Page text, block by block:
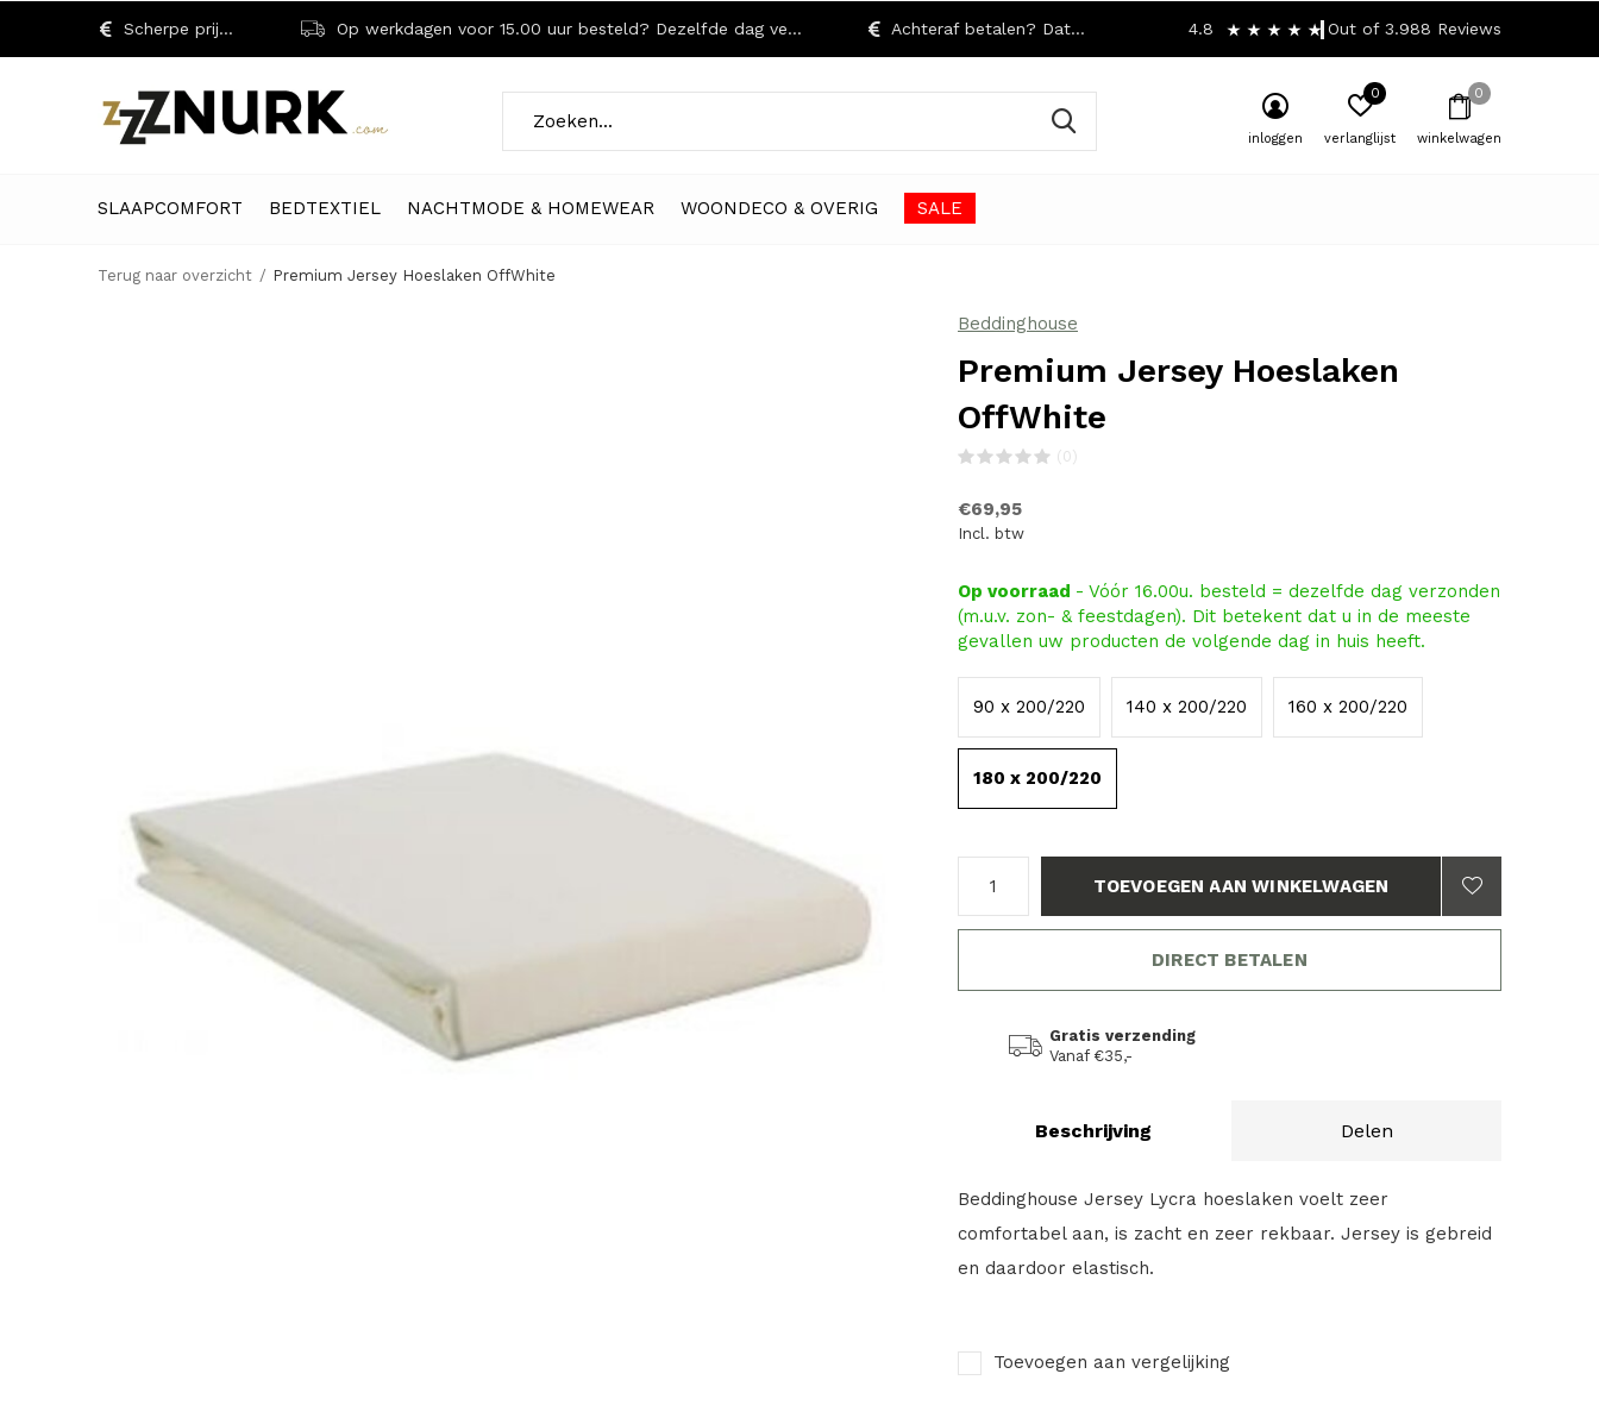
SLAAPCOMFORT BEDTEXTIEL NACHTMODE & HOMEWEAR WOONDECO & OVERIG SALE
inloggen verlanglijst
0
winkelwagen
0
Scherpe prijzen! Op werkdagen voor 15.00 uur besteld? Dezelfde dag verzonden! Achteraf betalen? Dat kan! 4.8 Out of 3.988 Reviews
Terug naar overzicht Premium Jersey Hoeslaken OffWhite
Beddinghouse
Premium Jersey Hoeslaken
OffWhite
(0)
€69,95
Incl. btw
Op voorraad - Vóór 16.00u. besteld = dezelfde dag verzonden
(m.u.v. zon- & feestdagen). Dit betekent dat u in de meeste
gevallen uw producten de volgende dag in huis heeft.
90 x 200/220 140 x 200/220 160 x 200/220
180 x 200/220
TOEVOEGEN AAN WINKELWAGEN
DIRECT BETALEN
Gratis verzending
Vanaf €35,-
Beschrijving Delen
Beddinghouse Jersey Lycra hoeslaken voelt zeer
comfortabel aan, is zacht en zeer rekbaar. Jersey is gebreid
en daardoor elastisch.
Toevoegen aan vergelijking